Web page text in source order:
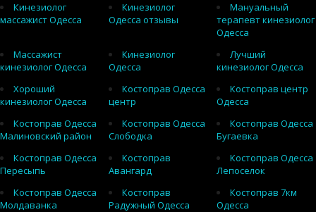
Кинезиолог
массажист Одесса
Кинезиолог
Одесса отзывы
Мануальный
терапевт кинезиолог
Одесса
Массажист
кинезиолог Одесса
Кинезиолог
Одесса
Лучший
кинезиолог Одесса
Хороший
кинезиолог Одесса
Костоправ Одесса
центр
Костоправ центр
Одесса
Костоправ Одесса
Малиновский район
Костоправ Одесса
Слободка
Костоправ Одесса
Бугаевка
Костоправ Одесса
Пересыпь
Костоправ
Авангард
Костоправ Одесса
Лепоселок
Костоправ Одесса
Молдаванка
Костоправ
Радужный Одесса
Костоправ 7км
Одесса